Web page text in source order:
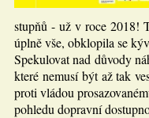
stupňů - už v roce 2018!
úplně vše, obklopila se
Spekulovat nad důvody
které nemusí být až tak
proti vládou
pohledu dopravní